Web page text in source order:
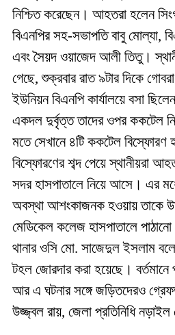
নিশ্চিত করেছেন। আহতরা হলেন
বিএনপির সহ-সভাপতি বাবু মোল্যা,
এবং সৈয়দ ওয়াজেদ আলী তিতু।
গেছে, শুক্রবার রাত ৯টার দিকে
ইউনিয়ন বিএনপি কার্যালয়ে বসা
একদল দুর্বৃত্ত তাদের ওপর ককটেল
মতে সেখানে ৪টি ককটেল
বিস্ফোরণের শব্দ পেয়ে স্থানীয়রা
সদর হাসপাতালে নিয়ে আসে। এর
অবস্থা আশংকাজনক হওয়ায় তাকে
মেডিকেল কলেজ হাসপাতালে
থানার ওসি মো. সাজেদুল ইসলাম
টহল জোরদার করা হয়েছে। বর্তমানে
আর এ ঘটনার সঙ্গে জড়িতদেরও
উজ্জ্বল রায়, জেলা প্রতিনিধি